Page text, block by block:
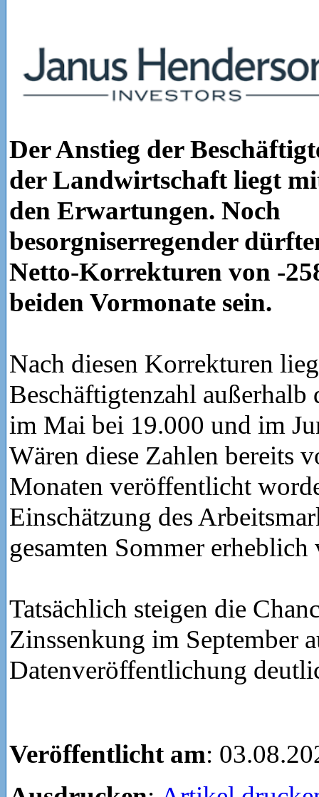
Der Anstieg der
der Landwirtschaft liegt
den Erwartungen. Noch
besorgniserregender
Netto-Korrekturen von -
beiden Vormonate sein.
Nach diesen Korrekturen
Beschäftigtenzahl
im Mai bei 19.000 und im
Wären diese Zahlen bereits
Monaten veröffentlicht
Einschätzung des
gesamten Sommer
Tatsächlich steigen die
Zinssenkung im September
Datenveröffentlichung
Veröffentlicht am: